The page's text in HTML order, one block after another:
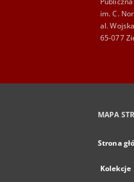
im. C.
al.
65-077
MAPA
Strona
Kolekcje